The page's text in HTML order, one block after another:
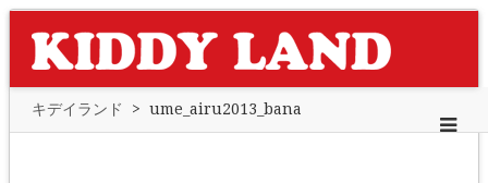
キデイランド > ume_airu2013_bana